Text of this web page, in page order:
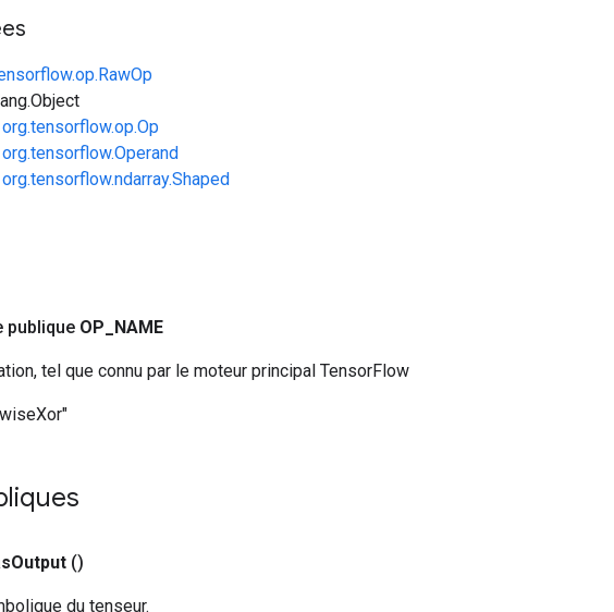
org.tensorflow.op.Op
org.tensorflow.Operand
org.tensorflow.ndarray.Shaped
publique OP NAME
tel que connu par le moteur principal TensorFlow
Output ()
du tenseur.